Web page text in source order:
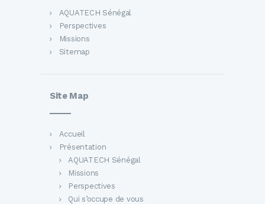
AQUATECH Sénégal
Perspectives
Missions
Sitemap
Site Map
Accueil
Présentation
AQUATECH Sénégal
Missions
Perspectives
Qui s’occupe de vous